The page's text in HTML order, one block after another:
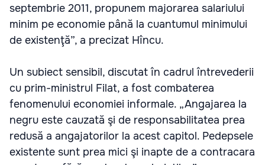
septembrie 2011, propunem majorarea salariului
minim pe economie până la cuantumul minimului
de existenţă”, a precizat Hîncu.
Un subiect sensibil, discutat în cadrul întrevederii
cu prim-ministrul Filat, a fost combaterea
fenomenului economiei informale. „Angajarea la
negru este cauzată şi de responsabilitatea prea
redusă a angajatorilor la acest capitol. Pedepsele
existente sunt prea mici şi inapte de a contracara